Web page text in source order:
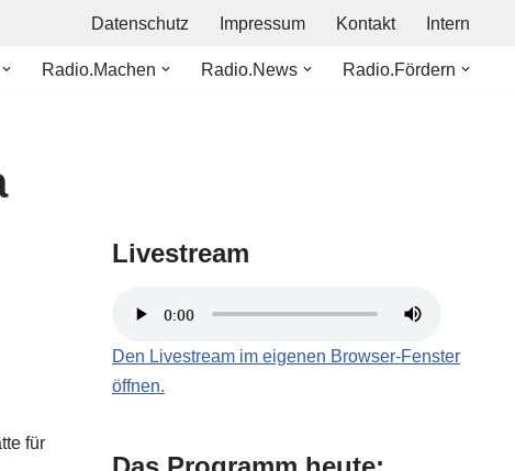
Datenschutz Impressum Kontakt Intern
Radio.Machen Radio.News Radio.Fördern
für
Livestream
Den Livestream im eigenen Browser-Fenster
öffnen.